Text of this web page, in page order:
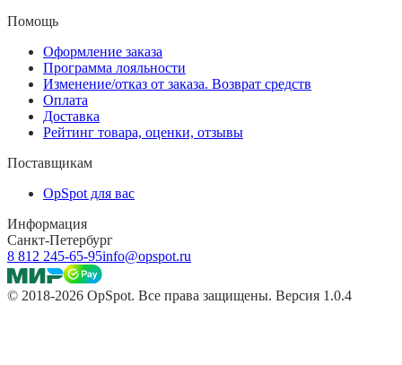
Помощь
Оформление заказа
Программа лояльности
Изменение/отказ от заказа. Возврат средств
Оплата
Доставка
Рейтинг товара, оценки, отзывы
Поставщикам
OpSpot для вас
Информация
Санкт-Петербург
8 812 245-65-95info@opspot.ru
© 2018-2026 OpSpot. Все права защищены. Версия 1.0.4